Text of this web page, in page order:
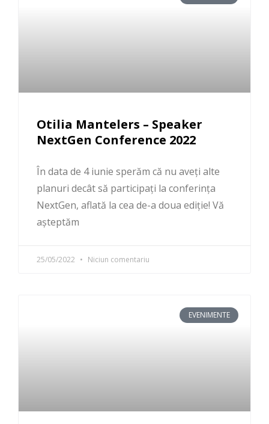
Otilia Mantelers – Speaker
NextGen Conference 2022
În data de 4 iunie sperăm că nu aveți alte
planuri decât să participați la conferința
NextGen, aflată la cea de-a doua ediție! Vă
așteptăm
25/05/2022 Niciun comentariu
EVENIMENTE